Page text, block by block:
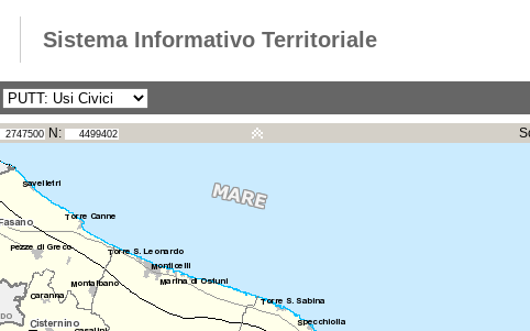
Sistema Informativo Territoriale
N: